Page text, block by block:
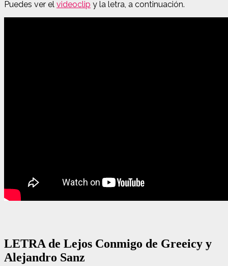
Puedes ver el videoclip y la letra, a continuación.
LETRA de Lejos Conmigo de Greeicy y
Alejandro Sanz